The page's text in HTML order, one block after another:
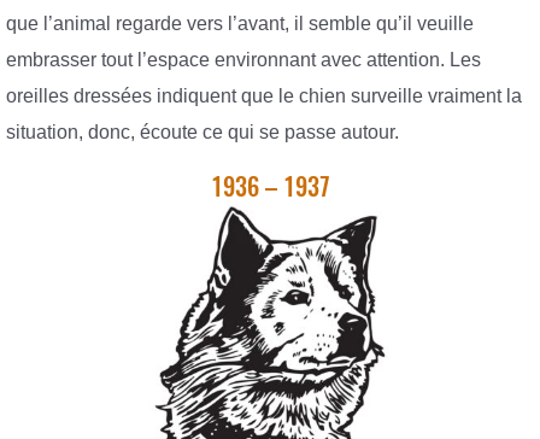
que l’animal regarde vers l’avant, il semble qu’il veuille
embrasser tout l’espace environnant avec attention. Les
oreilles dressées indiquent que le chien surveille vraiment la
situation, donc, écoute ce qui se passe autour.
1936 – 1937